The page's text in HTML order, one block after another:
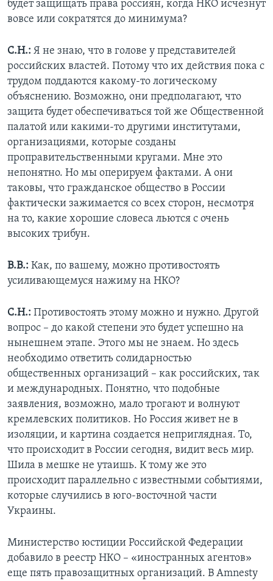
будет защищать права россиян, когда НКО исчезнут
вовсе или сократятся до минимума?
С.Н.: Я не знаю, что в голове у представителей
российских властей. Потому что их действия пока с
трудом поддаются какому-то логическому
объяснению. Возможно, они предполагают, что
защита будет обеспечиваться той же Общественной
палатой или какими-то другими институтами,
организациями, которые созданы
проправительственными кругами. Мне это
непонятно. Но мы оперируем фактами. А они
таковы, что гражданское общество в России
фактически зажимается со всех сторон, несмотря
на то, какие хорошие словеса льются с очень
высоких трибун.
В.В.: Как, по вашему, можно противостоять
усиливающемуся нажиму на НКО?
С.Н.: Противостоять этому можно и нужно. Другой
вопрос – до какой степени это будет успешно на
нынешнем этапе. Этого мы не знаем. Но здесь
необходимо ответить солидарностью
общественных организаций – как российских, так
и международных. Понятно, что подобные
заявления, возможно, мало трогают и волнуют
кремлевских политиков. Но Россия живет не в
изоляции, и картина создается неприглядная. То,
что происходит в России сегодня, видит весь мир.
Шила в мешке не утаишь. К тому же это
происходит параллельно с известными событиями,
которые случились в юго-восточной части
Украины.
Министерство юстиции Российской Федерации
добавило в реестр НКО – «иностранных агентов»
еще пять правозащитных организаций. В Amnesty